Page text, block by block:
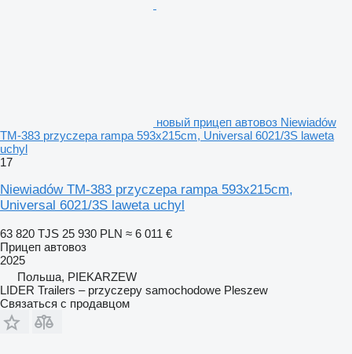
новый прицеп автовоз Niewiadów
TM-383 przyczepa rampa 593x215cm, Universal 6021/3S laweta
uchyl
17
Niewiadów TM-383 przyczepa rampa 593x215cm,
Universal 6021/3S laweta uchyl
63 820 TJS 25 930 PLN ≈ 6 011 €
Прицеп автовоз
2025
Польша, PIEKARZEW
LIDER Trailers – przyczepy samochodowe Pleszew
Связаться с продавцом